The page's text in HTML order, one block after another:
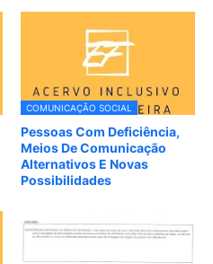
COMUNICAÇÃO SOCIAL
Pessoas Com Deficiência,
Meios De Comunicação
Alternativos E Novas
Possibilidades